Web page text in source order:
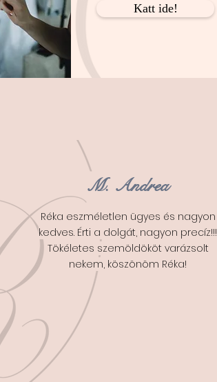
Katt ide!
M. Andrea
Réka eszméletlen ügyes és nagyon
kedves. Érti a dolgát, nagyon precíz!!!
Tökéletes szemöldököt varázsolt
nekem, köszönöm Réka!